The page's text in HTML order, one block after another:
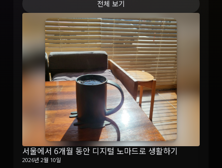
전체 보기
서울에서 6개월 동안 디지털 노마드로 생활하기
2026년 2월 10일